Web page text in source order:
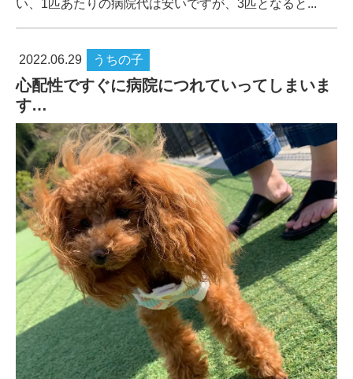
い、1匹あたりの病院代は安いですが、3匹となると...
2022.06.29 うちの子
心配性ですぐに病院につれていってしまいま
す…